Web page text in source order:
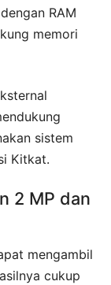
RAM
memori
sistem
Kitkat.
2 MP dan
mengambil
cukup